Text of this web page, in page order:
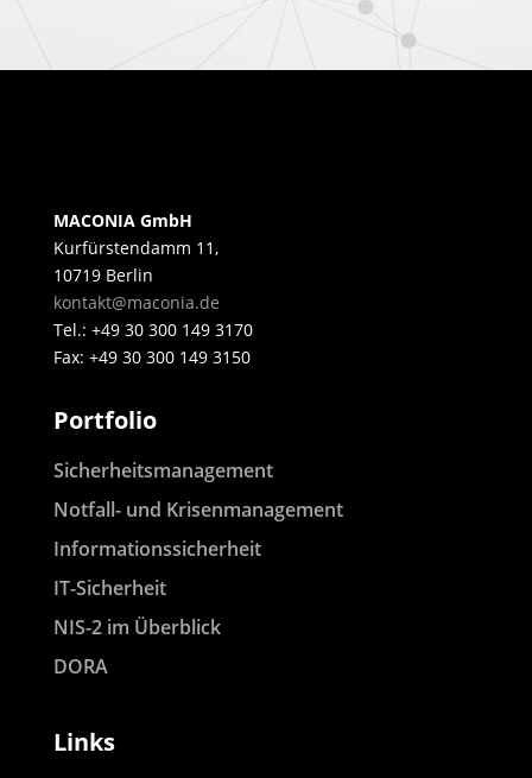
MACONIA GmbH
Kurfürstendamm 11,
10719 Berlin
kontakt@maconia.de
Tel.: +49 30 300 149 3170
Fax: +49 30 300 149 3150
Portfolio
Sicherheitsmanagement
Notfall- und Krisenmanagement
Informationssicherheit
IT-Sicherheit
NIS-2 im Überblick
DORA
Links